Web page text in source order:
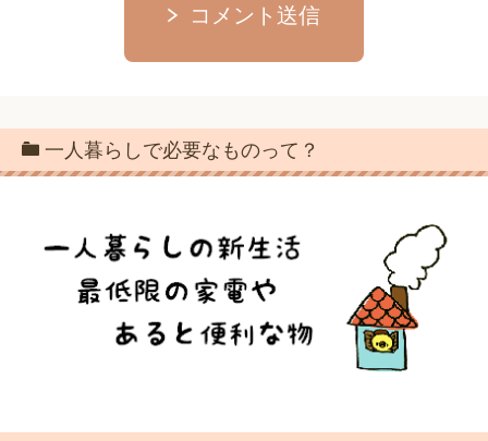
コメント送信
一人暮らしで必要なものって？